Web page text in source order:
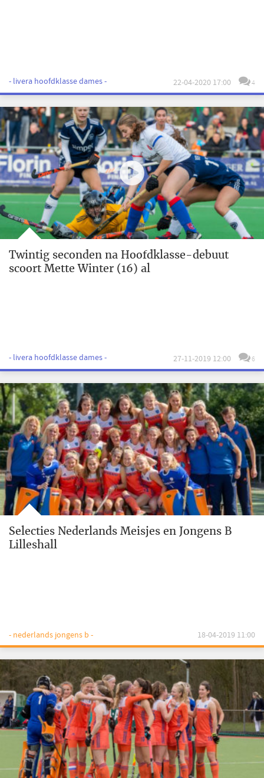
- livera hoofdklasse dames - 22-04-2020 17:00 4
Twintig seconden na Hoofdklasse-debuut
scoort Mette Winter (16) al
- livera hoofdklasse dames - 27-11-2019 12:00 6
Selecties Nederlands Meisjes en Jongens B
Lilleshall
- nederlands jongens b - 18-04-2019 11:00